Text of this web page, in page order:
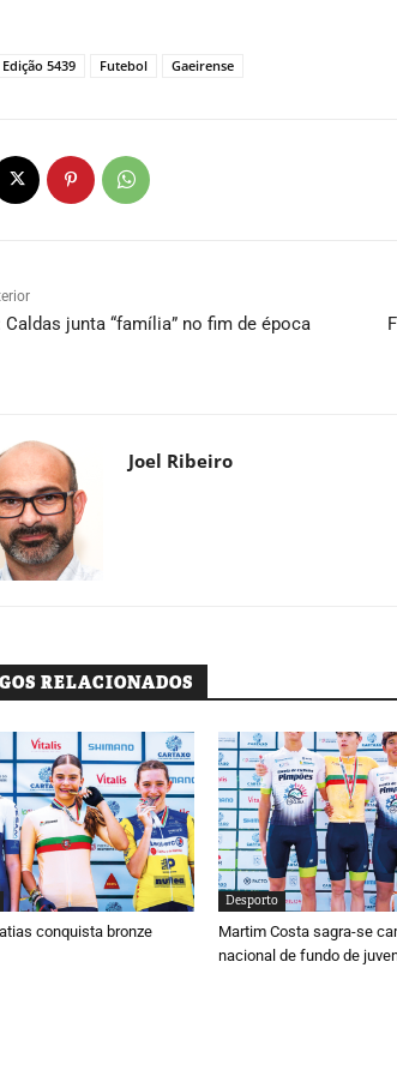
Edição 5439 Futebol Gaeirense
Caldas junta “família” no fim de época
Joel Ribeiro
RELACIONADOS
conquista bronze
Desporto
Martim Costa sagra-se
nacional de fundo de